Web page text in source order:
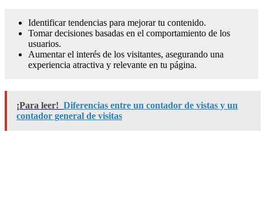
Identificar tendencias para mejorar tu contenido.
Tomar decisiones basadas en el comportamiento de los
usuarios.
Aumentar el interés de los visitantes, asegurando una
experiencia atractiva y relevante en tu página.
¡Para leer! Diferencias entre un contador de vistas y un
contador general de visitas